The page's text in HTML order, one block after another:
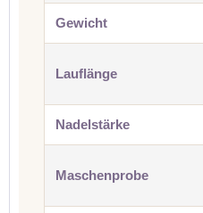
Gewicht
Lauflänge
Nadelstärke
Maschenprobe